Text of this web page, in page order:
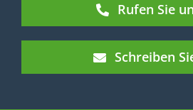
Rufen Sie
Schreiben